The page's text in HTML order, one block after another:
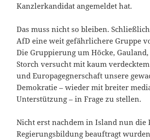
Kanzlerkandidat angemeldet hat.
Das muss nicht so bleiben.
AfD eine weit gefährlichere Gruppe
Die Gruppierung um Höcke,
Storch versucht mit kaum verdecktem
und Europagegnerschaft unsere
Demokratie – wieder mit breiter
Unterstützung – in Frage zu stellen.
Nicht erst nachdem in Island nun die
Regierungsbildung beauftragt